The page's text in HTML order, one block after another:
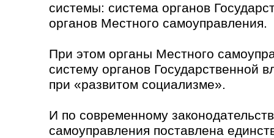
системы: система органов
органов Местного самоуправления.
При этом органы Местного
систему органов Государственной
при «развитом социализме».
И по современному
самоуправления поставлена